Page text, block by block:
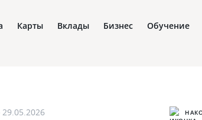
Карты Вклады Бизнес Обучение
29.05.2026